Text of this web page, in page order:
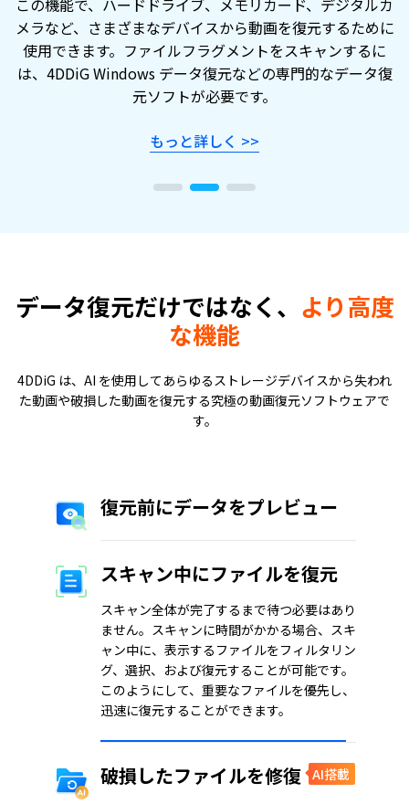
この機能で、ハードドライブ、メモリカード、デジタルカ
メラなど、さまざまなデバイスから動画を復元するために
使用できます。ファイルフラグメントをスキャンするに
は、4DDiG Windows データ復元などの専門的なデータ復
元ソフトが必要です。
もっと詳しく >>
データ復元だけではなく、 より高度
な機能
4DDiG は、AI を使用してあらゆるストレージデバイスから失われ
た動画や破損した動画を復元する究極の動画復元ソフトウェアで
す。
復元前にデータをプレビュー
スキャン中にファイルを復元
スキャン全体が完了するまで待つ必要はあり
ません。スキャンに時間がかかる場合、スキ
ャン中に、表示するファイルをフィルタリン
グ、選択、および復元することが可能です。
このようにして、重要なファイルを優先し、
迅速に復元することができます。
破損したファイルを修復 AI搭載